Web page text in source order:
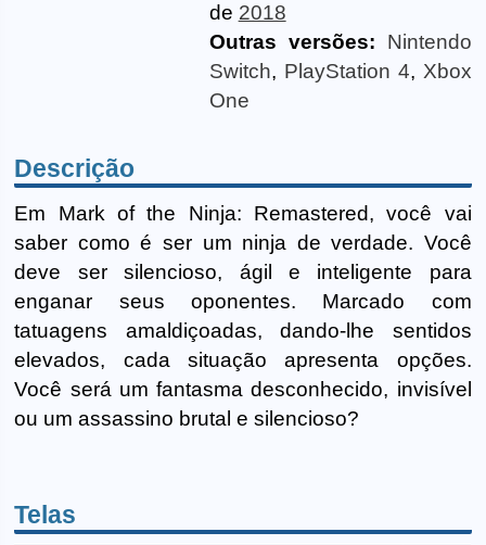
de 2018
Outras versões:
Nintendo
Switch, PlayStation 4, Xbox
One
Descrição
Em Mark of the Ninja: Remastered, você vai
saber como é ser um ninja de verdade. Você
deve ser silencioso, ágil e inteligente para
enganar seus oponentes. Marcado com
tatuagens amaldiçoadas, dando-lhe sentidos
elevados, cada situação apresenta opções.
Você será um fantasma desconhecido, invisível
ou um assassino brutal e silencioso?
Telas